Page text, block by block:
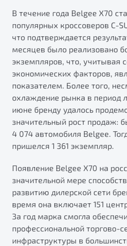
"Помощь на дорогах"
Преимущества программы
Запись на сервис
Калькулятор ТО
Клиентская поддержка
В течение года Belgee X70
популярных кроссоверов C-
что подтверждается
месяцев было реализовано
экземпляров, что, учитывая
экономических факторов,
показателем. Более того,
охлаждение рынка в период
июне бренду удалось
значительный рост продаж:
4 074 автомобиля Belgee.
пришелся 1 361 экземпляр.
Появление Belgee X70 на
значительной мере
развитию дилерской сети
время она включает 151
За год марка смогла
профессиональной торгово-
инфраструктуры в